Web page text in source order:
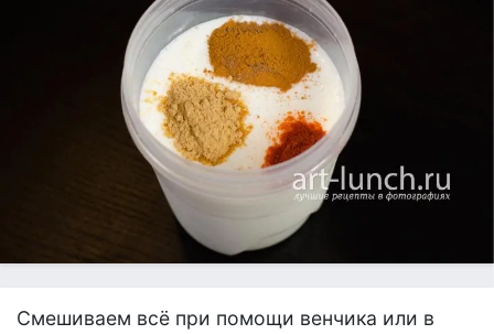
Смешиваем всё при помощи венчика или в